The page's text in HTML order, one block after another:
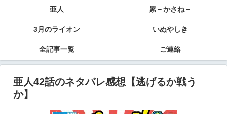
亜人 累－かさね－
3月のライオン いぬやしき
全記事一覧 ご連絡
亜人42話のネタバレ感想【逃げるか戦う
か】